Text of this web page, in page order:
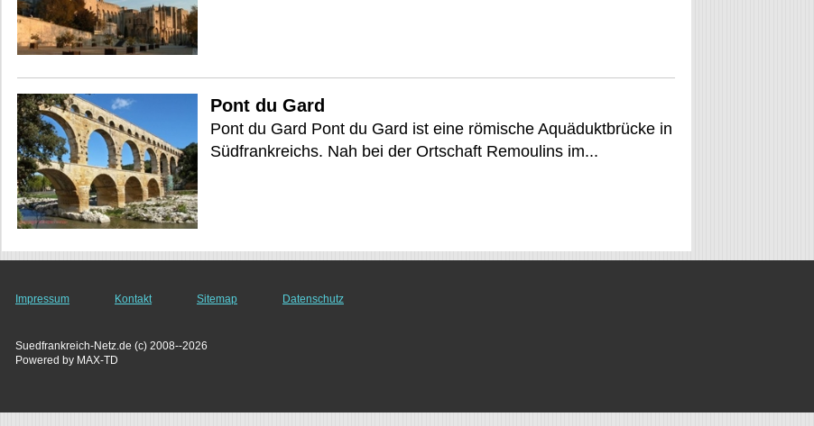
Pont du Gard
Pont du Gard Pont du Gard ist eine römische Aquäduktbrücke in
Südfrankreichs. Nah bei der Ortschaft Remoulins im...
Impressum Kontakt Sitemap Datenschutz
Suedfrankreich-Netz.de (c) 2008--2026
Powered by MAX-TD